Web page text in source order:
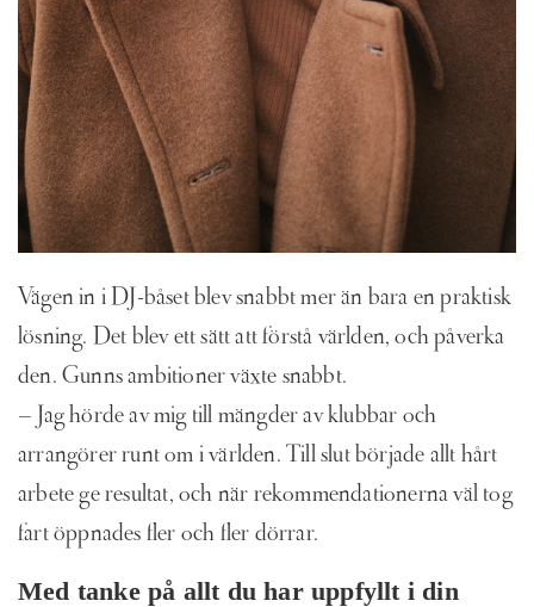
Vägen in i DJ-båset blev snabbt mer än bara en praktisk
lösning. Det blev ett sätt att förstå världen, och påverka
den. Gunns ambitioner växte snabbt.
– Jag hörde av mig till mängder av klubbar och
arrangörer runt om i världen. Till slut började allt hårt
arbete ge resultat, och när rekommendationerna väl tog
fart öppnades fler och fler dörrar.
Med tanke på allt du har uppfyllt i din